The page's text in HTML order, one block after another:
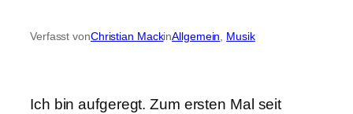
Verfasst vonChristian MackinAllgemein Musik
Ich bin aufgeregt. Zum ersten Mal seit